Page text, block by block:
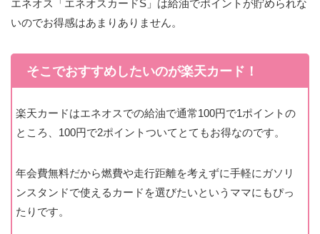
エネオス「エネオスカードS」は給油でポイントが貯められな
いのでお得感はあまりありません。
そこでおすすめしたいのが楽天カード！
楽天カードはエネオスでの給油で通常100円で1ポイントの
ところ、100円で2ポイントついてとてもお得なのです。
年会費無料だから燃費や走行距離を考えずに手軽にガソリ
ンスタンドで使えるカードを選びたいというママにもぴっ
たりです。